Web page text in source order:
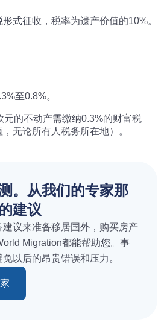
式征收，税率为遗产价值的10%。
至0.8%。
元的不动产需缴纳0.3%的财富税
，无论所有人税务所在地）。
。从我们的专家那
建议
议来准备移居国外，购买房产
Migration都能帮助您。事
以后的昂贵错误和压力。